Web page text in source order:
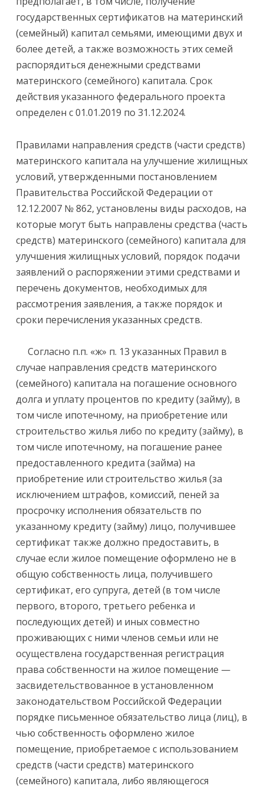
государственных сертификатов на материнский
(семейный) капитал семьями, имеющими двух и
более детей, а также возможность этих семей
распорядиться денежными средствами
материнского (семейного) капитала. Срок
действия указанного федерального проекта
определен с 01.01.2019 по 31.12.2024.
Правилами направления средств (части средств)
материнского капитала на улучшение жилищных
условий, утвержденными постановлением
Правительства Российской Федерации от
12.12.2007 № 862, установлены виды расходов, на
которые могут быть направлены средства (часть
средств) материнского (семейного) капитала для
улучшения жилищных условий, порядок подачи
заявлений о распоряжении этими средствами и
перечень документов, необходимых для
рассмотрения заявления, а также порядок и
сроки перечисления указанных средств.
Согласно п.п. «ж» п. 13 указанных Правил в
случае направления средств материнского
(семейного) капитала на погашение основного
долга и уплату процентов по кредиту (займу), в
том числе ипотечному, на приобретение или
строительство жилья либо по кредиту (займу), в
том числе ипотечному, на погашение ранее
предоставленного кредита (займа) на
приобретение или строительство жилья (за
исключением штрафов, комиссий, пеней за
просрочку исполнения обязательств по
указанному кредиту (займу) лицо, получившее
сертификат также должно предоставить, в
случае если жилое помещение оформлено не в
общую собственность лица, получившего
сертификат, его супруга, детей (в том числе
первого, второго, третьего ребенка и
последующих детей) и иных совместно
проживающих с ними членов семьи или не
осуществлена государственная регистрация
права собственности на жилое помещение —
засвидетельствованное в установленном
законодательством Российской Федерации
порядке письменное обязательство лица (лиц), в
чью собственность оформлено жилое
помещение, приобретаемое с использованием
средств (части средств) материнского
(семейного) капитала, либо являющегося